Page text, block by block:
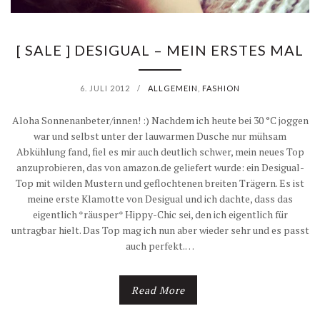
[ SALE ] DESIGUAL – MEIN ERSTES MAL
6. JULI 2012 / ALLGEMEIN FASHION
Aloha Sonnenanbeter/innen! :) Nachdem ich heute bei 30 °C joggen
war und selbst unter der lauwarmen Dusche nur mühsam
Abkühlung fand, fiel es mir auch deutlich schwer, mein neues Top
anzuprobieren, das von amazon.de geliefert wurde: ein Desigual-
Top mit wilden Mustern und geflochtenen breiten Trägern. Es ist
meine erste Klamotte von Desigual und ich dachte, dass das
eigentlich *räusper* Hippy-Chic sei, den ich eigentlich für
untragbar hielt. Das Top mag ich nun aber wieder sehr und es passt
auch perfekt.…
Read More